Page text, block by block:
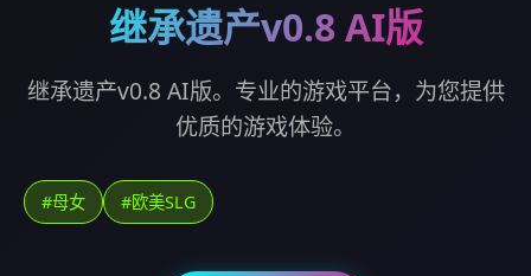
继承遗产v0.8 AI版
继承遗产v0.8 AI版。专业的游戏平台，为您提供
优质的游戏体验。
#母女 #欧美SLG